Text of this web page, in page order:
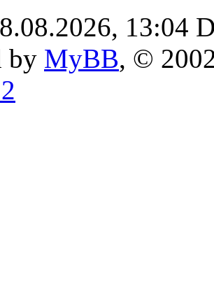
13:04
by MyBB, ©